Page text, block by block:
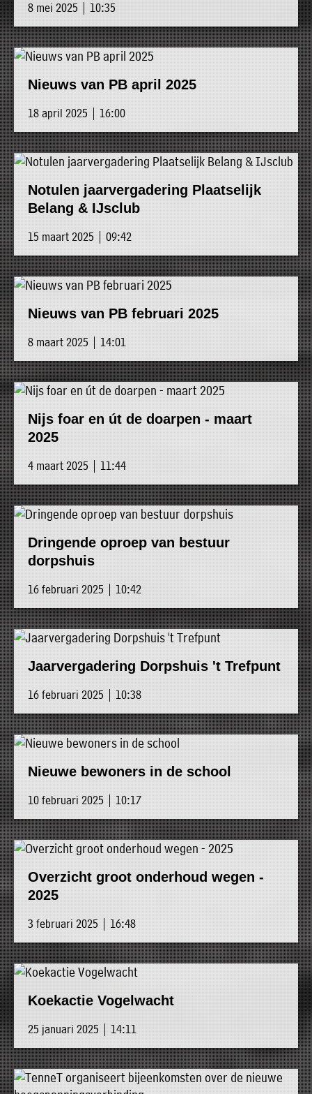
8 mei 2025 | 10:35
Nieuws van PB april 2025
18 april 2025 | 16:00
Notulen jaarvergadering Plaatselijk
Belang & IJsclub
15 maart 2025 | 09:42
Nieuws van PB februari 2025
8 maart 2025 | 14:01
Nijs foar en út de doarpen - maart
2025
4 maart 2025 | 11:44
Dringende oproep van bestuur
dorpshuis
16 februari 2025 | 10:42
Jaarvergadering Dorpshuis 't Trefpunt
16 februari 2025 | 10:38
Nieuwe bewoners in de school
10 februari 2025 | 10:17
Overzicht groot onderhoud wegen -
2025
3 februari 2025 | 16:48
Koekactie Vogelwacht
25 januari 2025 | 14:11